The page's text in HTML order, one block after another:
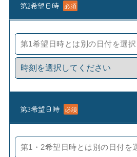
第2希望日時 必須
第3希望日時 必須